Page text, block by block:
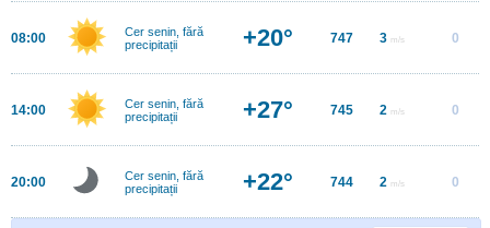
08:00
Cer senin, fără
precipitații
+20° 747 3 m/s 0
14:00
Cer senin, fără
precipitații
+27° 745 2 m/s 0
20:00
Cer senin, fără
precipitații
+22° 744 2 m/s 0